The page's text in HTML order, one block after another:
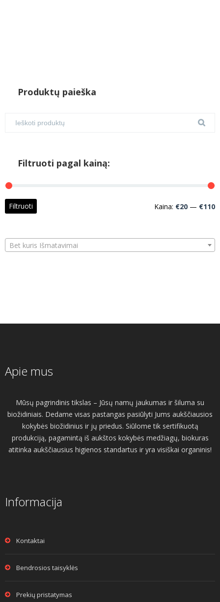
Produktų paieška
Filtruoti pagal kainą:
Filtruoti Kaina: €20 — €110
Bet kuris Išmatavimai
Apie mus
Mūsų pagrindinis tikslas – Jūsų namų jaukumas ir šiluma su
biožidiniais. Dedame visas pastangas pasiūlyti Jums aukščiausios
kokybės biožidinius ir jų priedus. Siūlome tik sertifikuotą
produkciją, pagamintą iš aukštos kokybės medžiagų, biokuras
atitinka aukščiausius higienos standartus ir yra visiškai organinis!
Informacija
Kontaktai
Bendrosios taisyklės
Prekių pristatymas